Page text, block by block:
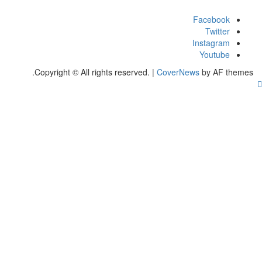
Facebook
Twitter
Instagram
Youtube
Copyright © All rights reserved.|CoverNewsby AF